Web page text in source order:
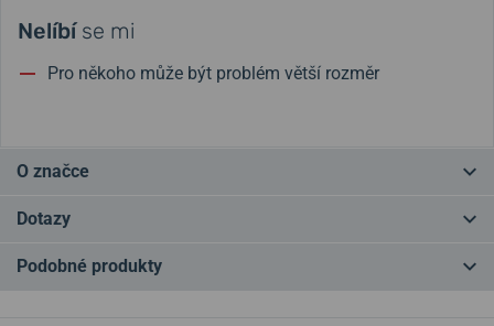
Nelíbíse mi
Pro někoho může být problém větší rozměr
O značce
Traser získal světovou proslulost zejména díky své
technologii
tmě ! Osvětlení Trigalight nepotřebuje baterii ani jakýkoli další zdroj
světla, speciální zacházení či údržbu. Hodinky Traser jsou extrémně
Dotazy
Podobné produkty